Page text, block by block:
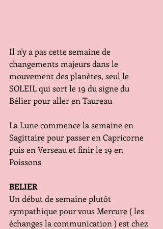
Il n'y a pas cette semaine de
changements majeurs dans le
mouvement des planètes, seul le
SOLEIL qui sort le 19 du signe du
Bélier pour aller en Taureau
La Lune commence la semaine en
Sagittaire pour passer en Capricorne
puis en Verseau et finir le 19 en
Poissons
BELIER
Un début de semaine plutôt
sympathique pour vous Mercure ( les
échanges la communication ) est chez